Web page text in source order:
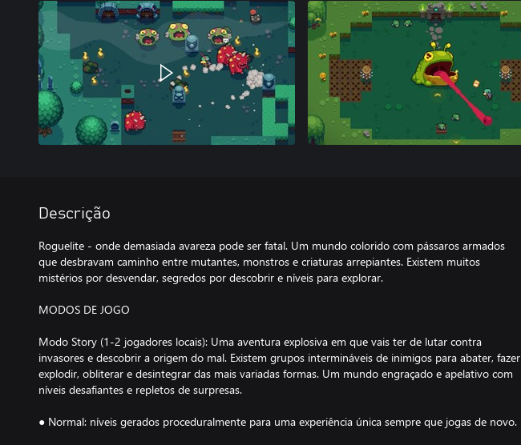
Descrição
Roguelite - onde demasiada avareza pode ser fatal. Um mundo colorido com pássaros armados
que desbravam caminho entre mutantes, monstros e criaturas arrepiantes. Existem muitos
mistérios por desvendar, segredos por descobrir e níveis para explorar.
MODOS DE JOGO
Modo Story (1-2 jogadores locais): Uma aventura explosiva em que vais ter de lutar contra
invasores e descobrir a origem do mal. Existem grupos intermináveis de inimigos para abater, fazer
explodir, obliterar e desintegrar das mais variadas formas. Um mundo engraçado e apelativo com
níveis desafiantes e repletos de surpresas.
● Normal: níveis gerados proceduralmente para uma experiência única sempre que jogas de novo.